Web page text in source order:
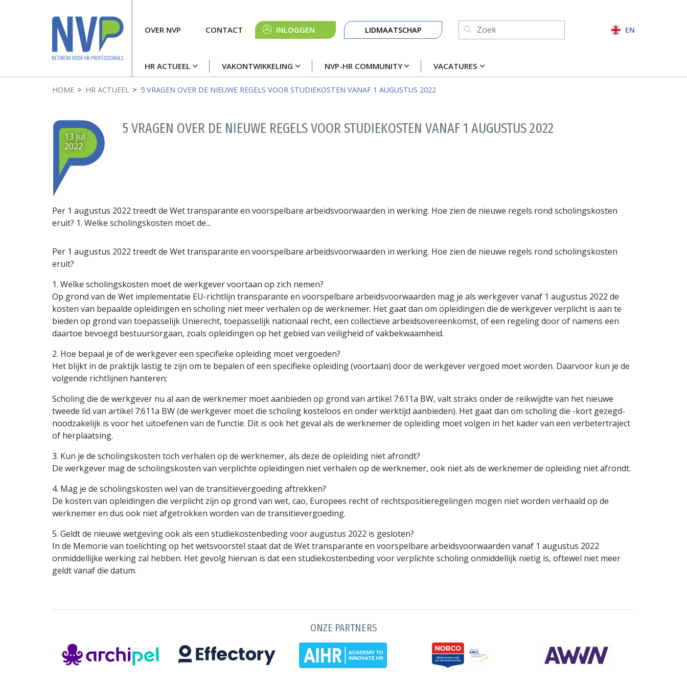
Hoofdnavigatie
HR ACTUEEL VAKONTWIKKELING NVP-HR COMMUNITY VACATURES
MetaOVER NVP CONTACT INLOGGEN
Knop
navigatie
LIDMAATSCHAP Zoeken:
ZOEKEN
EN
HOME HR ACTUEEL 5 VRAGEN OVER DE NIEUWE REGELS VOOR STUDIEKOSTEN VANAF 1 AUGUSTUS 2022
5 VRAGEN OVER DE NIEUWE REGELS VOOR STUDIEKOSTEN VANAF 1 AUGUSTUS 2022
13 jul
2022
Per 1 augustus 2022 treedt de Wet transparante en voorspelbare arbeidsvoorwaarden in werking. Hoe zien de nieuwe regels rond scholingskosten
eruit? 1. Welke scholingskosten moet de...
Per 1 augustus 2022 treedt de Wet transparante en voorspelbare arbeidsvoorwaarden in werking. Hoe zien de nieuwe regels rond scholingskosten
eruit?
1. Welke scholingskosten moet de werkgever voortaan op zich nemen?
Op grond van de Wet implementatie EU-richtlijn transparante en voorspelbare arbeidsvoorwaarden mag je als werkgever vanaf 1 augustus 2022 de
kosten van bepaalde opleidingen en scholing niet meer verhalen op de werknemer. Het gaat dan om opleidingen die de werkgever verplicht is aan te
bieden op grond van toepasselijk Unierecht, toepasselijk nationaal recht, een collectieve arbeidsovereenkomst, of een regeling door of namens een
daartoe bevoegd bestuursorgaan, zoals opleidingen op het gebied van veiligheid of vakbekwaamheid.
2. Hoe bepaal je of de werkgever een specifieke opleiding moet vergoeden?
Het blijkt in de praktijk lastig te zijn om te bepalen of een specifieke opleiding (voortaan) door de werkgever vergoed moet worden. Daarvoor kun je de
volgende richtlijnen hanteren;
Scholing die de werkgever nu al aan de werknemer moet aanbieden op grond van artikel 7:611a BW, valt straks onder de reikwijdte van het nieuwe
tweede lid van artikel 7:611a BW (de werkgever moet die scholing kosteloos en onder werktijd aanbieden). Het gaat dan om scholing die -kort gezegd-
noodzakelijk is voor het uitoefenen van de functie. Dit is ook het geval als de werknemer de opleiding moet volgen in het kader van een verbetertraject
of herplaatsing.
3. Kun je de scholingskosten toch verhalen op de werknemer, als deze de opleiding niet afrondt?
De werkgever mag de scholingskosten van verplichte opleidingen niet verhalen op de werknemer, ook niet als de werknemer de opleiding niet afrondt.
4. Mag je de scholingskosten wel van de transitievergoeding aftrekken?
De kosten van opleidingen die verplicht zijn op grond van wet, cao, Europees recht of rechtspositieregelingen mogen niet worden verhaald op de
werknemer en dus ook niet afgetrokken worden van de transitievergoeding.
5. Geldt de nieuwe wetgeving ook als een studiekostenbeding voor augustus 2022 is gesloten?
In de Memorie van toelichting op het wetsvoorstel staat dat de Wet transparante en voorspelbare arbeidsvoorwaarden vanaf 1 augustus 2022
onmiddellijke werking zal hebben. Het gevolg hiervan is dat een studiekostenbeding voor verplichte scholing onmiddellijk nietig is, oftewel niet meer
geldt vanaf die datum.
ONZE PARTNERS